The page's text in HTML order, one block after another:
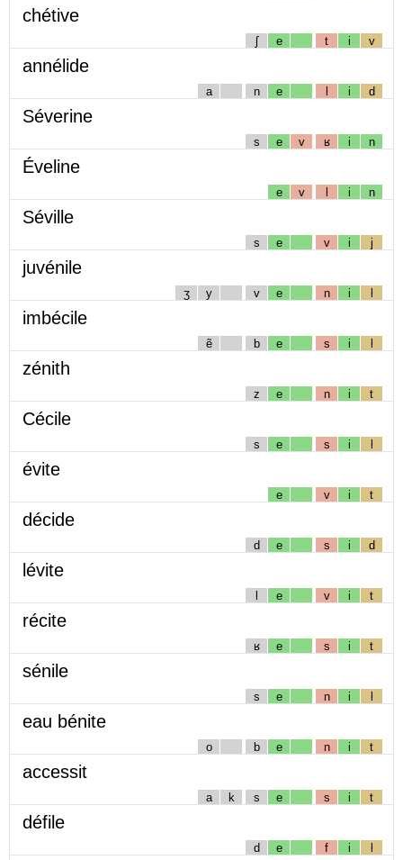
chétive
ʃ e t i v
annélide
a n e l i d
Séverine
s e v ʁ i n
Éveline
e v l i n
Séville
s e v i j
juvénile
ʒ y v e n i l
imbécile
ẽ b e s i l
zénith
z e n i t
Cécile
s e s i l
évite
e v i t
décide
d e s i d
lévite
l e v i t
récite
ʁ e s i t
sénile
s e n i l
eau bénite
o b e n i t
accessit
a k s e s i t
défile
d e f i l